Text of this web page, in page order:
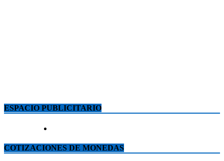
ESPACIO PUBLICITARIO
COTIZACIONES DE MONEDAS